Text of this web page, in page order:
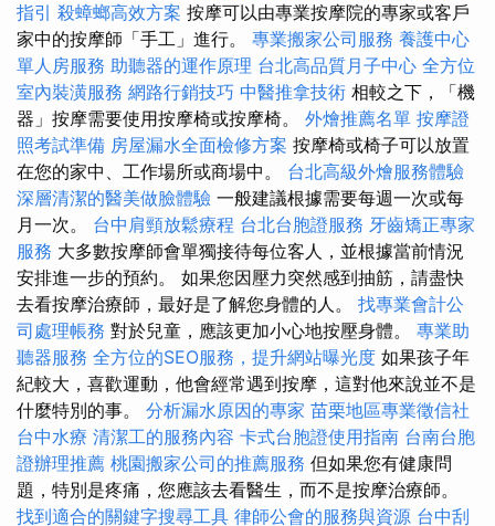
指引 殺蟑螂高效方案 按摩可以由專業按摩院的專家或客戶
家中的按摩師「手工」進行。 專業搬家公司服務 養護中心
單人房服務 助聽器的運作原理 台北高品質月子中心 全方位
室內裝潢服務 網路行銷技巧 中醫推拿技術 相較之下，「機
器」按摩需要使用按摩椅或按摩椅。 外燴推薦名單 按摩證
照考試準備 房屋漏水全面檢修方案 按摩椅或椅子可以放置
在您的家中、工作場所或商場中。 台北高級外燴服務體驗
深層清潔的醫美做臉體驗 一般建議根據需要每週一次或每
月一次。 台中肩頸放鬆療程 台北台胞證服務 牙齒矯正專家
服務 大多數按摩師會單獨接待每位客人，並根據當前情況
安排進一步的預約。 如果您因壓力突然感到抽筋，請盡快
去看按摩治療師，最好是了解您身體的人。 找專業會計公
司處理帳務 對於兒童，應該更加小心地按壓身體。 專業助
聽器服務 全方位的SEO服務，提升網站曝光度 如果孩子年
紀較大，喜歡運動，他會經常遇到按摩，這對他來說並不是
什麼特別的事。 分析漏水原因的專家 苗栗地區專業徵信社
台中水療 清潔工的服務內容 卡式台胞證使用指南 台南台胞
證辦理推薦 桃園搬家公司的推薦服務 但如果您有健康問
題，特別是疼痛，您應該去看醫生，而不是按摩治療師。
找到適合的關鍵字搜尋工具 律師公會的服務與資源 台中刮